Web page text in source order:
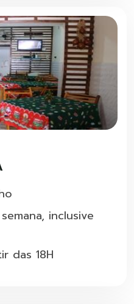
inclusive
das 18H